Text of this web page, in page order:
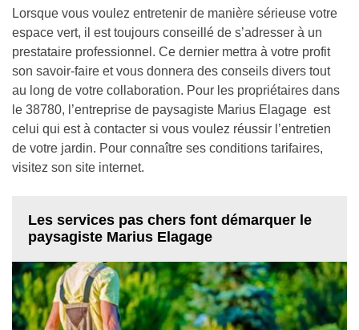
Lorsque vous voulez entretenir de manière sérieuse votre
espace vert, il est toujours conseillé de s’adresser à un
prestataire professionnel. Ce dernier mettra à votre profit
son savoir-faire et vous donnera des conseils divers tout
au long de votre collaboration. Pour les propriétaires dans
le 38780, l’entreprise de paysagiste Marius Elagage est
celui qui est à contacter si vous voulez réussir l’entretien
de votre jardin. Pour connaître ses conditions tarifaires,
visitez son site internet.
Les services pas chers font démarquer le
paysagiste Marius Elagage